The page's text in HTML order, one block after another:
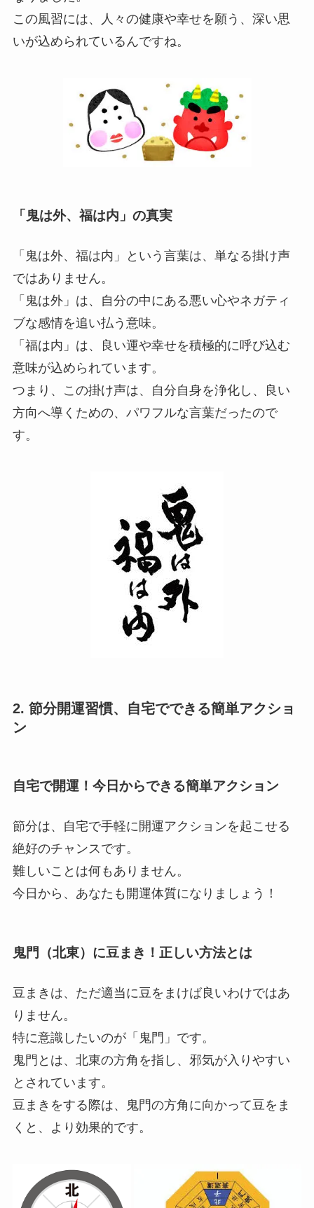
この風習には、人々の健康や幸せを願う、深い思
いが込められているんですね。
「鬼は外、福は内」の真実
「鬼は外、福は内」という言葉は、単なる掛け声
ではありません。
「鬼は外」は、自分の中にある悪い心やネガティ
ブな感情を追い払う意味。
「福は内」は、良い運や幸せを積極的に呼び込む
意味が込められています。
つまり、この掛け声は、自分自身を浄化し、良い
方向へ導くための、パワフルな言葉だったので
す。
2. 節分開運習慣、自宅でできる簡単アクショ
ン
自宅で開運！今日からできる簡単アクション
節分は、自宅で手軽に開運アクションを起こせる
絶好のチャンスです。
難しいことは何もありません。
今日から、あなたも開運体質になりましょう！
鬼門（北東）に豆まき！正しい方法とは
豆まきは、ただ適当に豆をまけば良いわけではあ
りません。
特に意識したいのが「鬼門」です。
鬼門とは、北東の方角を指し、邪気が入りやすい
とされています。
豆まきをする際は、鬼門の方角に向かって豆をま
くと、より効果的です。